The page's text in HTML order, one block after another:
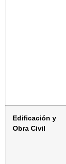
Edificación y
Obra Civil